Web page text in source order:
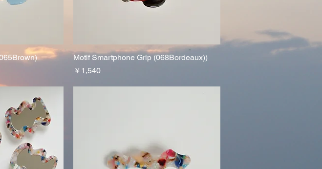
ー クイックビュー
Motif Smartphone Grip (068Bordeaux))
価格
￥1,540